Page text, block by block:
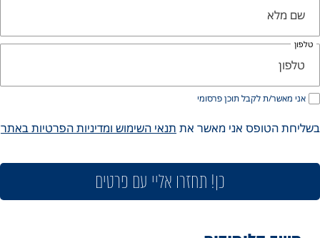
אני מאשר/ת לקבל תוכן פרסומי
הטופס אני מאשר אתתנאי השימוש ומדיניות הפרטיות באתר
כן! תחזרו אליי עם פרטים